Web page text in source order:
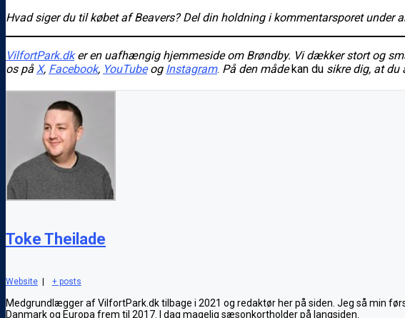
Hvad siger du til købet af Beavers? Del din holdning i kommentarsporet under
VilfortPark.dker en uafhængig hjemmeside om Brøndby. Vi dækker stort og
os på X, Facebook, YouTubeog Instagram. På den mådekan du sikre dig, at du
Toke Theilade
Website + posts
Medgrundlægger af VilfortPark.dk tilbage i 2021 og redaktør her på siden. Jeg så min
Danmark og Europa frem til 2017. I dag magelig sæsonkortholder på langsiden.